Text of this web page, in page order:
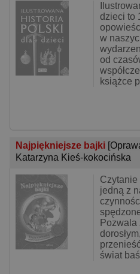
dzieci to
w
od
książce
Najpiękniejsze bajki
Katarzyna Kieś-kokocińska
jedną z
Pozwala
świat